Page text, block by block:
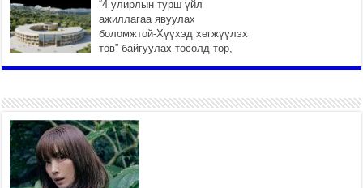
“4 улирлын турш үйл
ажиллагаа явуулах
боломжтой-Хүүхэд хөгжүүлэх
төв” байгуулах төсөлд төр,
Б.Пүрэвдагва: “Урт цагаан”-ыг
залуучууд чөлөөт цагаа
өнгөрүүлдэг, жуулчид зорьж
ирдэг цэг болгоно
2026 оны 7 сар 21 / 16 цаг 47 минут